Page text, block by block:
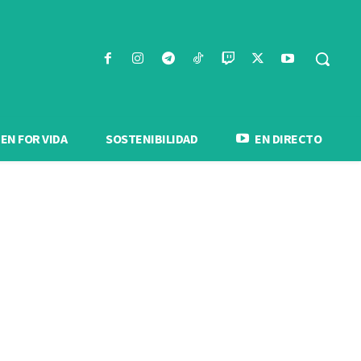
FOR VIDA SOSTENIBILIDAD EN DIRECTO